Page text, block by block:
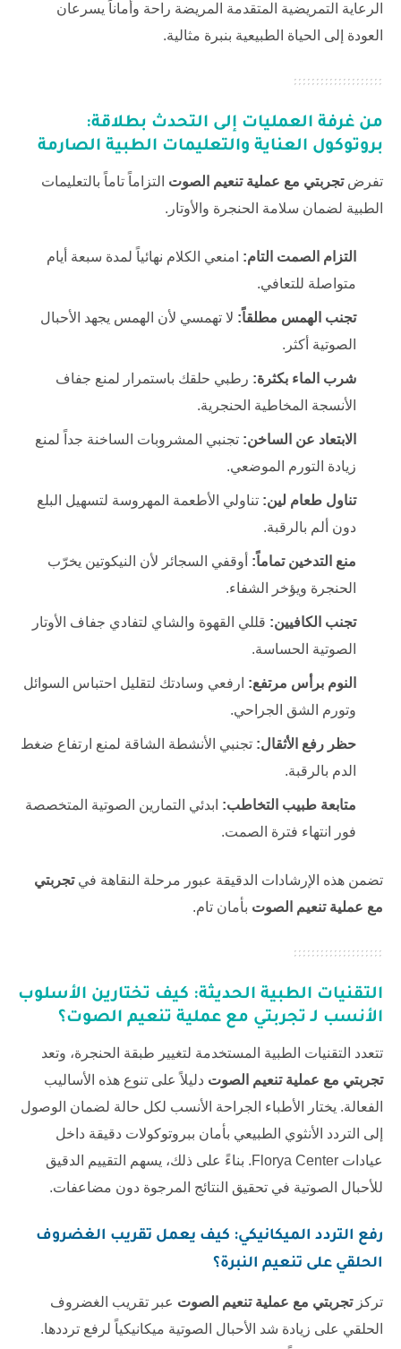
الرعاية التمريضية المتقدمة المريضة راحة وأماناً يسرعان
العودة إلى الحياة الطبيعية بنبرة مثالية.
من غرفة العمليات إلى التحدث بطلاقة:
بروتوكول العناية والتعليمات الطبية الصارمة
تفرضتجربتي مع عملية تنعيم الصوت التزاماً تاماً بالتعليمات
الطبية لضمان سلامة الحنجرة والأوتار.
التزام الصمت التام: امنعي الكلام نهائياً لمدة سبعة أيام
متواصلة للتعافي.
تجنب الهمس مطلقاً: لا تهمسي لأن الهمس يجهد الأحبال
الصوتية أكثر.
شرب الماء بكثرة: رطبي حلقك باستمرار لمنع جفاف
الأنسجة المخاطية الحنجرية.
الابتعاد عن الساخن: تجنبي المشروبات الساخنة جداً لمنع
زيادة التورم الموضعي.
تناول طعام لين: تناولي الأطعمة المهروسة لتسهيل البلع
دون ألم بالرقبة.
منع التدخين تماماً: أوقفي السجائر لأن النيكوتين يخرّب
الحنجرة ويؤخر الشفاء.
تجنب الكافيين: قللي القهوة والشاي لتفادي جفاف الأوتار
الصوتية الحساسة.
النوم برأس مرتفع: ارفعي وسادتك لتقليل احتباس السوائل
وتورم الشق الجراحي.
حظر رفع الأثقال: تجنبي الأنشطة الشاقة لمنع ارتفاع ضغط
الدم بالرقبة.
متابعة طبيب التخاطب: ابدئي التمارين الصوتية المتخصصة
فور انتهاء فترة الصمت.
تضمن هذه الإرشادات الدقيقة عبور مرحلة النقاهة فيتجربتي
مع عملية تنعيم الصوت بأمان تام.
التقنيات الطبية الحديثة: كيف تختارين الأسلوب
الأنسب لـ تجربتي مع عملية تنعيم الصوت؟
تتعدد التقنيات الطبية المستخدمة لتغيير طبقة الحنجرة، وتعد
تجربتي مع عملية تنعيم الصوت دليلاً على تنوع هذه الأساليب
الفعالة. يختار الأطباء الجراحة الأنسب لكل حالة لضمان الوصول
إلى التردد الأنثوي الطبيعي بأمان ببروتوكولات دقيقة داخل
عيادات Florya Center. بناءً على ذلك، يسهم التقييم الدقيق
للأحبال الصوتية في تحقيق النتائج المرجوة دون مضاعفات.
رفع التردد الميكانيكي: كيف يعمل تقريب الغضروف
الحلقي على تنعيم النبرة؟
تركزتجربتي مع عملية تنعيم الصوت عبر تقريب الغضروف
الحلقي على زيادة شد الأحبال الصوتية ميكانيكياً لرفع ترددها.